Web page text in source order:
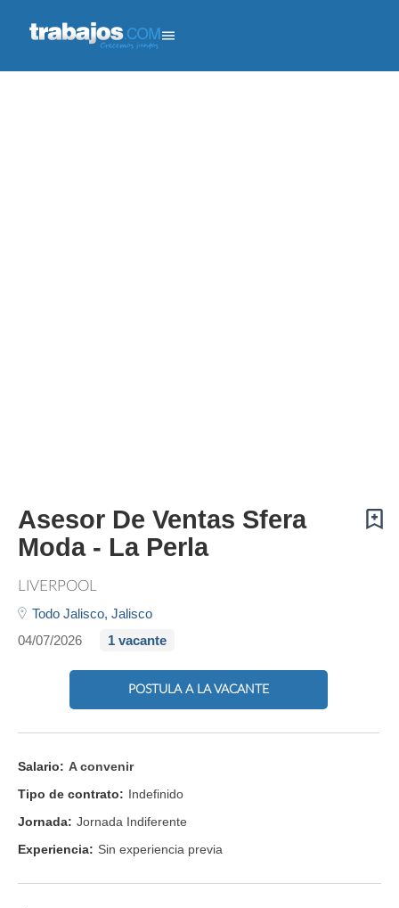
Asesor De Ventas Sfera
Moda - La Perla
LIVERPOOL
Todo Jalisco, Jalisco
04/07/2026
1 vacante
POSTULA A LA VACANTE
Salario: A convenir
Tipo de contrato: Indefinido
Jornada: Jornada Indiferente
Experiencia: Sin experiencia previa